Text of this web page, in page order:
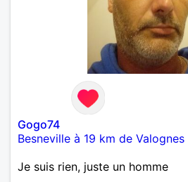
Gogo74
Besneville à 19 km de Valognes
Je suis rien, juste un homme